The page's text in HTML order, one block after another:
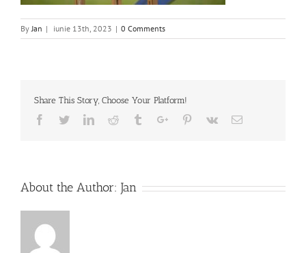
ByJan | iunie 13th, 2023 | 0 Comments
Share This Story, Choose Your Platform!
Facebook
TwitterLinkedinReddit TumblrGoogle+Pinterest
Vk Email
About the Author: Jan